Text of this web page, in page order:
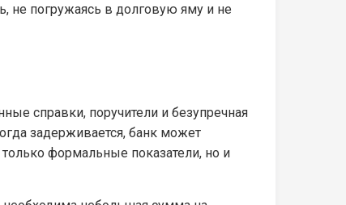
не погружаясь в долговую яму и не
справки, поручители и безупречная
задерживается, банк может
формальные показатели, но и